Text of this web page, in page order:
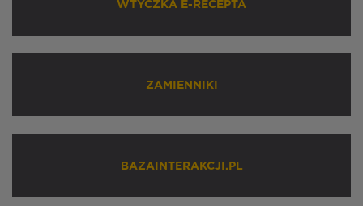
WTYCZKA E-RECEPTA
ZAMIENNIKI
BAZAINTERAKCJI.PL